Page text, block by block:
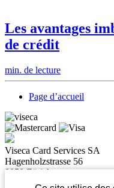
Les avantages
de crédit
min. de lecture
Page d’accueil
Viseca Card Services SA
Hagenholzstrasse 56
8050 Zürich